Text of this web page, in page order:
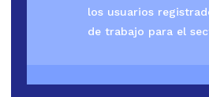
los usuarios
de trabajo para el